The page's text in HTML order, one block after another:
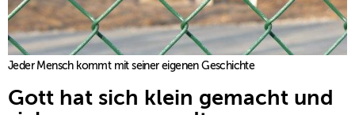
Jeder Mensch kommt mit seiner eigenen Geschichte
Gott hat sich klein gemacht und